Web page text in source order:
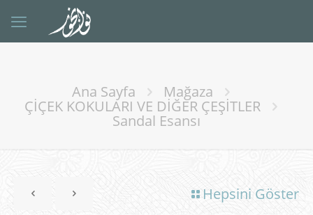
Ana Sayfa Mağaza
ÇİÇEK KOKULARI VE DİĞER ÇEŞİTLER
Sandal Esansı
Hepsini Göster